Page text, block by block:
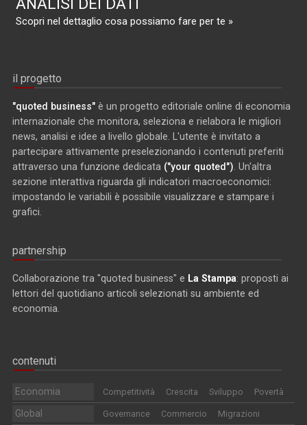
ANALISI DEI DATI
Scopri nel dettaglio cosa possiamo fare per te »
il progetto
"quoted business" è un progetto editoriale online di economia
internazionale che monitora, seleziona e rielabora le migliori
news, analisi e idee a livello globale. L'utente è invitato a
partecipare attivamente preselezionando i contenuti preferiti
attraverso una funzione dedicata ("your quoted") . Un'altra
sezione interattiva riguarda gli indicatori macroeconomici:
impostando le variabili è possibile visualizzare e stampare i
grafici.
partnership
Collaborazione tra "quoted business" e La Stampa: proposti ai
lettori del quotidiano articoli selezionati su ambiente ed
economia.
contenuti
Economia Competitività Crescita Sviluppo Povertà
Global Governance Commercio Migrazioni